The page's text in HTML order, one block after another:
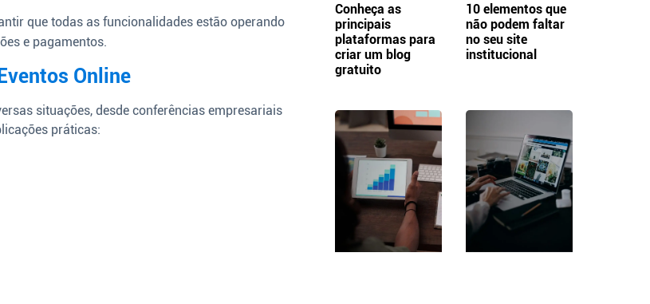
que todas as funcionalidades estão operando
e pagamentos.
Online
situações, desde conferências empresariais
práticas:
Conheça as
principais
plataformas para
criar um blog
gratuito
10 elementos que
não podem faltar
no seu site
institucional